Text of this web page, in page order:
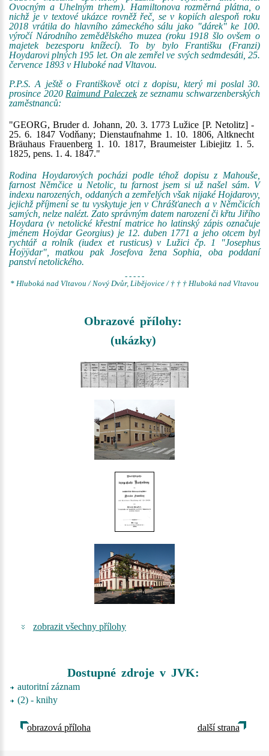
Ovocným a Uhelným trhem). Hamiltonova rozměrná plátna, o
nichž je v textové ukázce rovněž řeč, se v kopiích alespoň roku
2018 vrátila do hlavního zámeckého sálu jako "dárek" ke 100.
výročí Národního zemědělského muzea (roku 1918 šlo ovšem o
majetek bezesporu knížecí). To by bylo Františku (Franzi)
Hoydarovi plných 195 let. On ale zemřel ve svých sedmdesáti, 25.
července 1893 v Hluboké nad Vltavou.
P.P.S. A ještě o Františkově otci z dopisu, který mi poslal 30.
prosince 2020 Raimund Paleczekze seznamu schwarzenberských
zaměstnanců:
"GEORG, Bruder d. Johann, 20. 3. 1773 Lužice [P. Netolitz] -
25. 6. 1847 Vodňany; Dienstaufnahme 1. 10. 1806, Altknecht
Bräuhaus Frauenberg 1. 10. 1817, Braumeister Libiejitz 1. 5.
1825, pens. 1. 4. 1847."
Rodina Hoydarových pocházi podle téhož dopisu z Mahouše,
farnost Němčice u Netolic, tu farnost jsem si už našel sám. V
indexu narozených, oddaných a zemřelých však nijaké Hojdarovy,
jejichž příjmení se tu vyskytuje jen v Chrášťanech a v Němčicích
samých, nelze nalézt. Zato správným datem narození či křtu Jiřího
Hoydara (v netolické křestní matrice ho latinský zápis označuje
jménem Hoÿdar Georgius) je 12. duben 1771 a jeho otcem byl
rychtář a rolník (iudex et rusticus) v Lužici čp. 1 "Josephus
Hoÿÿdar", matkou pak Josefova žena Sophia, oba poddaní
panství netolického.
- - - - -
* Hluboká nad Vltavou / Nový Dvůr, Libějovice / † † † Hluboká nad Vltavou
Obrazové přílohy:
(ukázky)
zobrazit všechny přílohy
Dostupné zdroje v JVK:
autoritní záznam
(2) - knihy
obrazová příloha další strana